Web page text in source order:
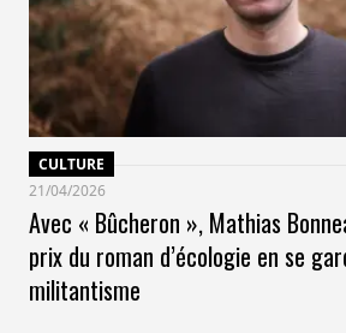
CULTURE
21/04/2026
Avec « Bûcheron », Mathias
prix du roman d’écologie en se
militantisme